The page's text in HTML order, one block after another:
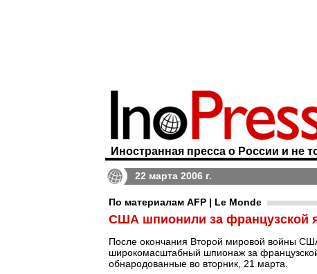
Иностранная пресса о России и не
22 марта 2006 г.
По материалам AFP | Le Monde
США шпионили за французской
После окончания Второй мировой войны
широкомасштабный шпионаж за
обнародованные во вторник, 21 марта.